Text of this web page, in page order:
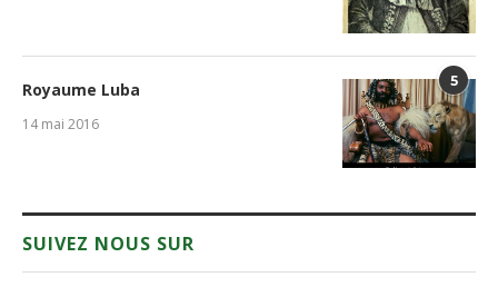
5
Royaume Luba
14 mai 2016
SUIVEZ NOUS SUR